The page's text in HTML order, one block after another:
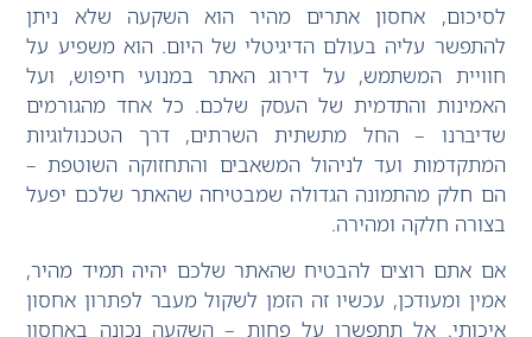
לסיכום, אחסון אתרים מהיר הוא השקעה שלא ניתן
להתפשר עליה בעולם הדיגיטלי של היום. הוא משפיע על
חוויית המשתמש, על דירוג האתר במנועי חיפוש, ועל
האמינות והתדמית של העסק שלכם. כל אחד מהגורמים
שדיברנו – החל מתשתית השרתים, דרך הטכנולוגיות
המתקדמות ועד לניהול המשאבים והתחזוקה השוטפת –
הם חלק מהתמונה הגדולה שמבטיחה שהאתר שלכם יפעל
בצורה חלקה ומהירה.
אם אתם רוצים להבטיח שהאתר שלכם יהיה תמיד מהיר,
אמין ומעודכן, עכשיו זה הזמן לשקול מעבר לפתרון אחסון
איכותי. אל תתפשרו על פחות – השקעה נכונה באחסון